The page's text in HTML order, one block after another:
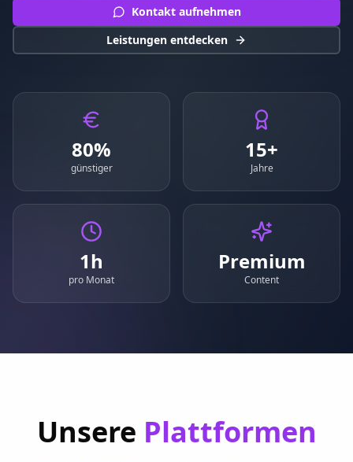
Kontakt aufnehmen
Leistungen entdecken
80%
günstiger
15+
Jahre
1h
pro Monat
Premium
Content
Unsere Plattformen